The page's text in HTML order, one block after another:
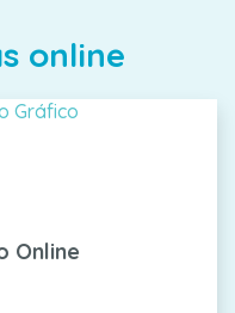
online
Online